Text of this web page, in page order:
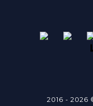
2016 - 2026